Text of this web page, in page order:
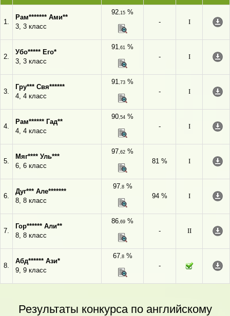
1.
Рам******* Ами**
3, 3 класс
92,15 %
-
I
2.
Убо***** Его*
3, 3 класс
91,61 %
-
I
3.
Гру*** Свя******
4, 4 класс
91,73 %
-
I
4.
Рам****** Гад**
4, 4 класс
90,54 %
-
I
5.
Мяг**** Уль***
6, 6 класс
97,62 %
81 %
I
6.
Дуг*** Але*******
8, 8 класс
97,8%
94 %
I
7.
Гор****** Али**
8, 8 класс
86,69 %
-
II
8.
Абд****** Ази*
9, 9 класс
67,8%
-
Результаты конкурса по английскому